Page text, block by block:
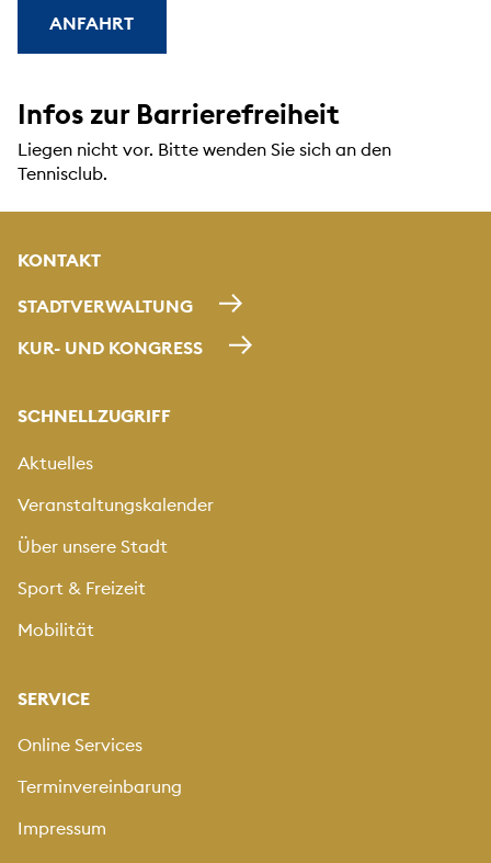
ANFAHRT
Infos zur Barrierefreiheit
Liegen nicht vor. Bitte wenden Sie sich an den
Tennisclub.
KONTAKT
STADTVERWALTUNG
KUR- UND KONGRESS
SCHNELLZUGRIFF
Aktuelles
Veranstaltungskalender
Über unsere Stadt
Sport & Freizeit
Mobilität
SERVICE
Online Services
Terminvereinbarung
Impressum